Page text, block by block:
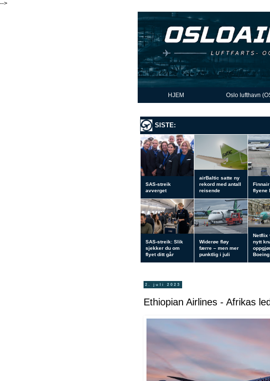
-->
HJEM Oslo lufthavn
SISTE:
SAS-streik
avverget
airBaltic satte ny
rekord med antall
reisende
flyene
SAS-streik: Slik
sjekker du om
flyet ditt går
Widerøe fløy
færre – men mer
punktlig i juli
Netflix
nytt
Boeing
2. juli 2023
Ethiopian Airlines - Afrikas